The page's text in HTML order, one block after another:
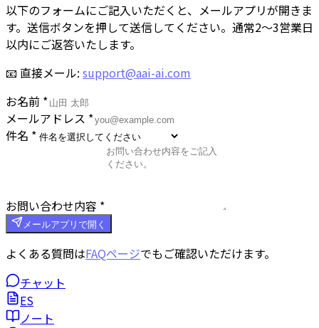
以下のフォームにご記入いただくと、メールアプリが開きま
す。送信ボタンを押して送信してください。通常2〜3営業日
以内にご返答いたします。
📧 直接メール: support@aai-ai.com
お名前 *
メールアドレス *
件名 *
お問い合わせ内容 *
メールアプリで開く
よくある質問はFAQページでもご確認いただけます。
チャット
ES
ノート